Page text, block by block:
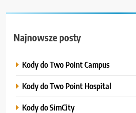
Najnowsze posty
Kody do Two Point Campus
Kody do Two Point Hospital
Kody do SimCity